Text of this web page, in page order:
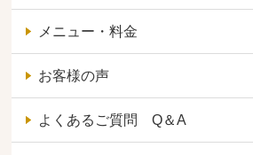
メニュー・料金
お客様の声
よくあるご質問 Q＆A